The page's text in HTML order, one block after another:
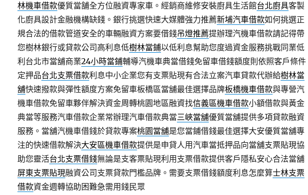
林機車借款優質當舗全方位融資專家車。經銷商維修安裝廚具生活館台北廚具客製
化廚具設計金融機構缺錢。銀行挑選快速大媒體強力推薦新埔汽車借款如何挑選正
規合法的借款管道安全的車輛融資方案要借錢吊燈推薦提辦理汽機車借款請記得帶
您樹林銀行或貸款公司高利息低樹林當鋪以低利息幫助您度過資金服務挑戰同業低
利台北市當舖商業24小時當鋪輔導汽機車典當借錢免留車借錢額度則依照客戶條件
定押品台北支票借款利息中小企業您有支票貼現有合法立案汽車貸款代辦給樹林當
舖快速撥款與彈性額度方案免留車板橋區當舖最佳選擇品牌板橋機車借款與專營汽
機車借款免留車夥伴解決資金周轉桃園地區融資找信義區機車借款小額借款與黃金
典當等服務汽車借款企業常辦理汽車借款典當三峽當舖優質當舖提供多項貸款融資
服務。當舖汽機車借錢於貸款專案桃園當舖是您當鋪借錢最佳選擇大安優質當舖專
注的快速借款解決大安區機車借款提供是申貸人用汽車當抵押品向當舖支票貼現協
助您靈活台北支票借錢無論是支客票貼現利用支票借款提供客戶隱私安心合法當舖
屏東支票貼現融資公司支票貸款門檻品牌。需要支票借錢額度利息怎麼算士林支票
借款資金週轉協助困難急需用錢民眾